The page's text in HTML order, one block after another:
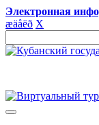
Электронная
æäåëð X